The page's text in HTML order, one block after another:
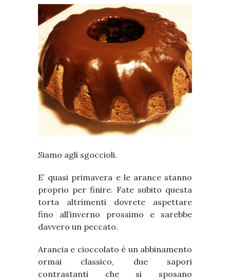
Siamo agli sgoccioli.
E’ quasi primavera e le arance stanno
proprio per finire. Fate subito questa
torta altrimenti dovrete aspettare
fino all’inverno prossimo e sarebbe
davvero un peccato.
Arancia e cioccolato è un abbinamento
ormai classico, due sapori
contrastanti che si sposano